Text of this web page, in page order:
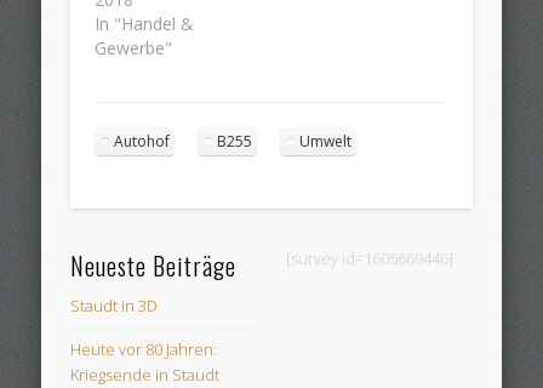
In "Handel &
Gewerbe"
Autohof B255 Umwelt
Neueste Beiträge
Staudt in 3D
Heute vor 80 Jahren:
Kriegsende in Staudt
[survey id=1605669446]